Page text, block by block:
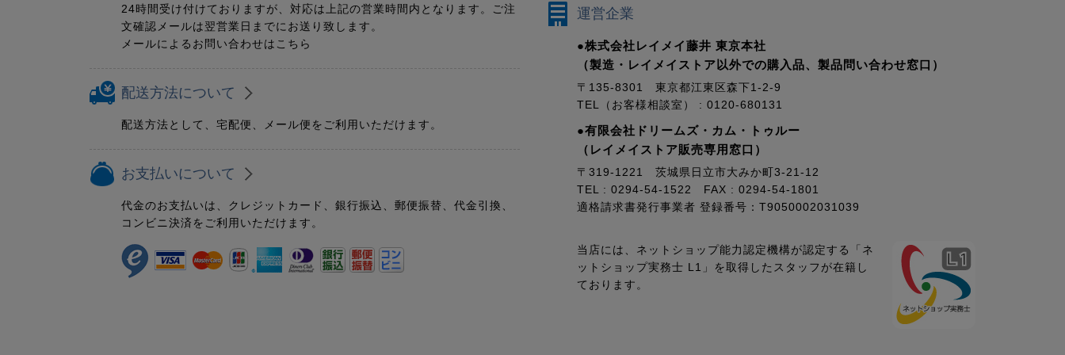
24時間受け付けておりますが、対応は上記の営業時間内となります。ご注
文確認メールは翌営業日までにお送り致します。
メールによるお問い合わせはこちら
配送方法について
配送方法として、宅配便、メール便をご利用いただけます。
お支払いについて
代金のお支払いは、クレジットカード、銀行振込、郵便振替、代金引換、
コンビニ決済をご利用いただけます。
運営企業
●株式会社レイメイ藤井 東京本社
（製造・レイメイストア以外での購入品、製品問い合わせ窓口）
〒135-8301 東京都江東区森下1-2-9
TEL（お客様相談室） : 0120-680131
●有限会社ドリームズ・カム・トゥルー
（レイメイストア販売専用窓口）
〒319-1221 茨城県日立市大みか町3-21-12
TEL : 0294-54-1522 FAX : 0294-54-1801
適格請求書発行事業者 登録番号：T9050002031039
当店には、ネットショップ能力認定機構が認定する「ネ
ットショップ実務士 L1」を取得したスタッフが在籍し
ております。